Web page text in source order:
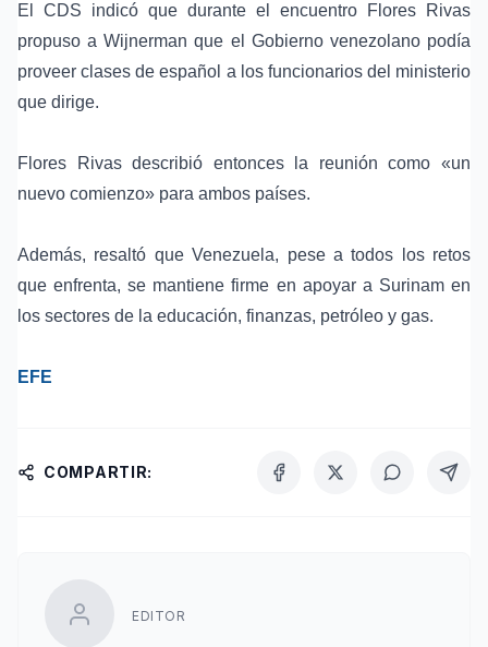
El CDS indicó que durante el encuentro Flores Rivas
propuso a Wijnerman que el Gobierno venezolano podía
proveerclases de español a los funcionarios del ministerio
que dirige.
Flores Rivas describió entonces la reunión como «un
nuevo comienzo» para ambos países.
Además, resaltó que Venezuela, pese a todos los retos
que enfrenta, se mantiene firme en apoyar a Surinam en
los sectores de la educación, finanzas, petróleo y gas.
EFE
COMPARTIR:
EDITOR